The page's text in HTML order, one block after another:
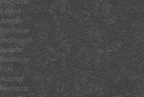
extend
Aceptar
Rechazar
implement
Aceptar
Rechazar
hide
Aceptar
Rechazar